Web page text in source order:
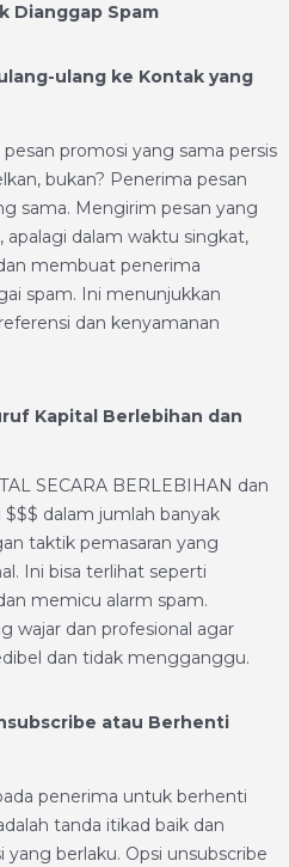
Dianggap Spam
ulang ke Kontak yang
promosi yang sama persis
bukan? Penerima pesan
sama. Mengirim pesan yang
apalagi dalam waktu singkat,
membuat penerima
spam. Ini menunjukkan
dan kenyamanan
Kapital Berlebihan dan
SECARA BERLEBIHAN dan
dalam jumlah banyak
taktik pemasaran yang
Ini bisa terlihat seperti
memicu alarm spam.
wajar dan profesional agar
dan tidak mengganggu.
atau Berhenti
penerima untuk berhenti
tanda itikad baik dan
berlaku. Opsi unsubscribe